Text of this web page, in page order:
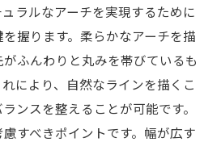
ラルなアーチを実現するために
握ります。柔らかなアーチを描
ふんわりと丸みを帯びているも
により、自然なラインを描くこ
ンスを整えることが可能です。
すべきポイントです。幅が広す